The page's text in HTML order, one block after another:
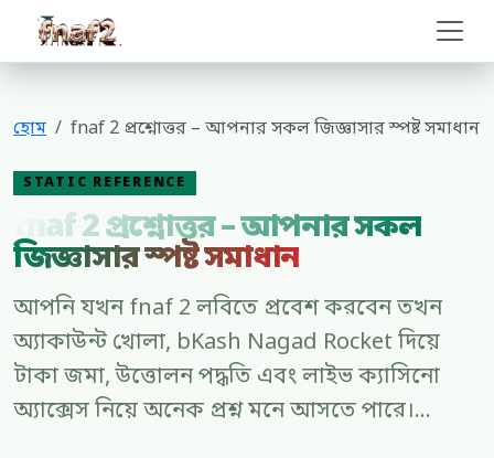
fnaf 2
হোম fnaf 2 প্রশ্নোত্তর – আপনার সকল জিজ্ঞাসার স্পষ্ট সমাধান
STATIC REFERENCE
fnaf 2 প্রশ্নোত্তর – আপনার সকল
জিজ্ঞাসার স্পষ্ট সমাধান
আপনি যখন fnaf 2 লবিতে প্রবেশ করবেন তখন
অ্যাকাউন্ট খোলা, bKash Nagad Rocket দিয়ে
টাকা জমা, উত্তোলন পদ্ধতি এবং লাইভ ক্যাসিনো
অ্যাক্সেস নিয়ে অনেক প্রশ্ন মনে আসতে পারে।...